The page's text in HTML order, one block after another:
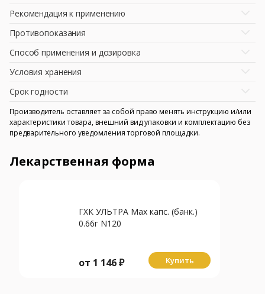
Рекомендация к применению
Противопоказания
Способ применения и дозировка
Условия хранения
Срок годности
Производитель оставляет за собой право менять инструкцию и/или
характеристики товара, внешний вид упаковки и комплектацию без
предварительного уведомления торговой площадки.
Лекарственная форма
ГХК УЛЬТРА Max капс. (банк.)
0.66г N120
от 1 146₽ Купить